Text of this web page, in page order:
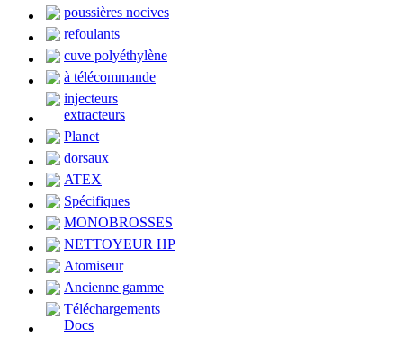
poussières nocives
refoulants
cuve polyéthylène
à télécommande
injecteurs
extracteurs
Planet
dorsaux
ATEX
Spécifiques
MONOBROSSES
NETTOYEUR HP
Atomiseur
Ancienne gamme
Téléchargements
Docs